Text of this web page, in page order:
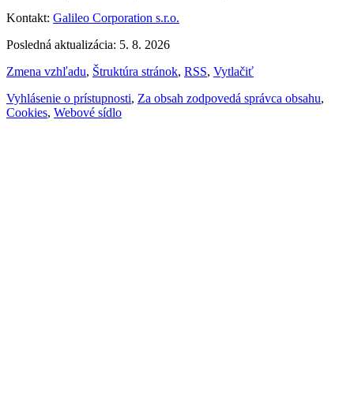
Kontakt: Galileo Corporation s.r.o.
Posledná aktualizácia: 5. 8. 2026
Zmena vzhľadu, Štruktúra stránok, RSS, Vytlačiť
Vyhlásenie o prístupnosti, Za obsah zodpovedá správca obsahu,
Cookies, Webové sídlo